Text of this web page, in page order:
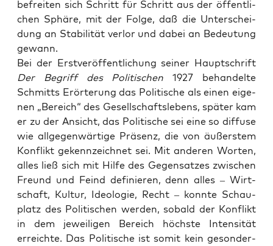
befrei­ten sich Schritt für Schritt aus der öffent­li­
chen Sphä­re, mit der Fol­ge, daß die Unter­schei­
dung an Sta­bi­li­tät ver­lor und dabei an Bedeu­tung
gewann.
Bei der Erst­ver­öf­fent­li­chung sei­ner Haupt­schrift
Der Begriff des Poli­ti­schen 1927 behan­del­te
Schmitts Erör­te­rung das Poli­ti­sche als einen eige­
nen „Bereich“ des Gesell­schafts­le­bens, spä­ter kam
er zu der Ansicht, das Poli­ti­sche sei eine so dif­fu­se
wie all­ge­gen­wär­ti­ge Prä­senz, die von äußers­tem
Kon­flikt gekenn­zeich­net sei. Mit ande­ren Wor­ten,
alles ließ sich mit Hil­fe des Gegen­sat­zes zwi­schen
Freund und Feind defi­nie­ren, denn alles – Wirt­
schaft, Kul­tur, Ideo­lo­gie, Recht – konn­te Schau­
platz des Poli­ti­schen wer­den, sobald der Kon­flikt
in dem jewei­li­gen Bereich höchs­te Inten­si­tät
erreich­te. Das Poli­ti­sche ist somit kein geson­der­